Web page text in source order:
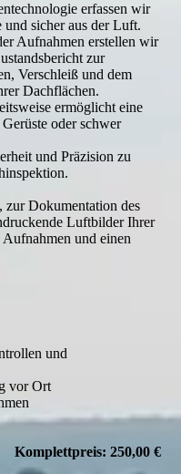
erfassen wir
und sicher aus der Luft.
Aufnahmen erstellen wir
zur
Verschleiß und dem
Dachflächen.
ermöglicht eine
oder schwer
und Präzision zu
Dokumentation des
Luftbilder Ihrer
und einen
und
vor Ort
Komplettpreis: 250,00 €